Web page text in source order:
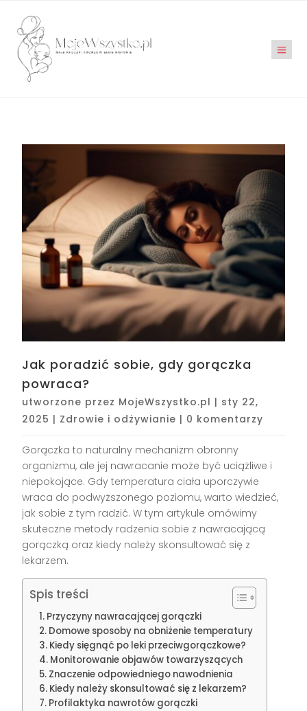
Jak poradzić sobie, gdy gorączka
powraca?
utworzone przez MojeWszystko.pl | sty 22,
2025 | Zdrowie i odżywianie | 0 komentarzy
Gorączka to naturalny mechanizm obronny
organizmu, ale jej nawracanie może być uciążliwe i
niepokojące. Gdy temperatura ciała uporczywie
wraca do podwyższonego poziomu, warto wiedzieć,
jak sobie z tym radzić. W tym artykule omówimy
skuteczne metody radzenia sobie z nawracającą
gorączką oraz kiedy należy skonsultować się z
lekarzem.
Spis treści
Przyczyny nawracającej gorączki
Domowe sposoby na obniżenie temperatury
Kiedy sięgnąć po leki przeciwgorączkowe?
Monitorowanie objawów towarzyszących
Znaczenie odpowiedniego nawodnienia
Kiedy należy skonsultować się z lekarzem?
Profilaktyka nawrotów gorączki